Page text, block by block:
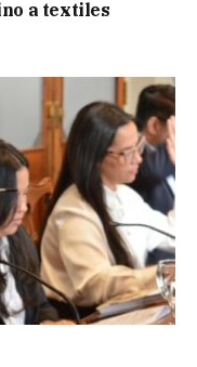
a textiles